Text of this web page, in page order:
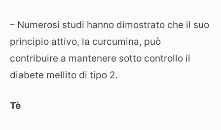
– Numerosi studi hanno dimostrato che il suo
principio attivo, la curcumina, può
contribuire a mantenere sotto controllo il
diabete mellito di tipo 2.
Tè